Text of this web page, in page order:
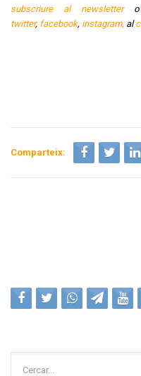
subscriure al newslettero
twitter, facebook, instagram, al
Comparteix: